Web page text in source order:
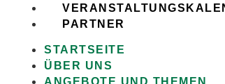
PARTNER
STARTSEITE
ÜBER UNS